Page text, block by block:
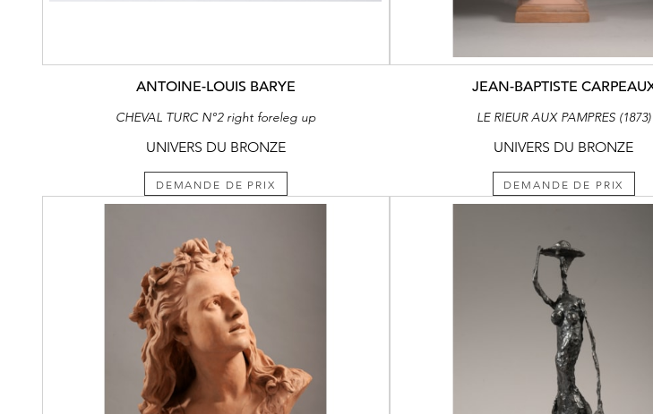
ANTOINE-LOUIS BARYE
CHEVAL TURC N°2 right foreleg up
UNIVERS DU BRONZE
DEMANDE DE PRIX
JEAN-BAPTISTE
LE RIEUR AUX PAMPRES (1873)
UNIVERS DU BRONZE
DEMANDE DE PRIX